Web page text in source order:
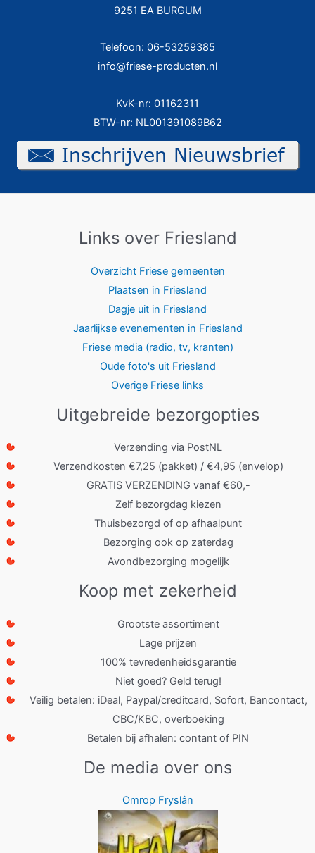
9251 EA BURGUM
Telefoon: 06-53259385
info@friese-producten.nl
KvK-nr: 01162311
BTW-nr: NL001391089B62
Links over Friesland
Overzicht Friese gemeenten
Plaatsen in Friesland
Dagje uit in Friesland
Jaarlijkse evenementen in Friesland
Friese media (radio, tv, kranten)
Oude foto's uit Friesland
Overige Friese links
Uitgebreide bezorgopties
Verzending via PostNL
Verzendkosten €7,25 (pakket) / €4,95 (envelop)
GRATIS VERZENDING vanaf €60,-
Zelf bezorgdag kiezen
Thuisbezorgd of op afhaalpunt
Bezorging ook op zaterdag
Avondbezorging mogelijk
Koop met zekerheid
Grootste assortiment
Lage prijzen
100% tevredenheidsgarantie
Niet goed? Geld terug!
Veilig betalen: iDeal, Paypal/creditcard, Sofort, Bancontact,
CBC/KBC, overboeking
Betalen bij afhalen: contant of PIN
De media over ons
Omrop Fryslân